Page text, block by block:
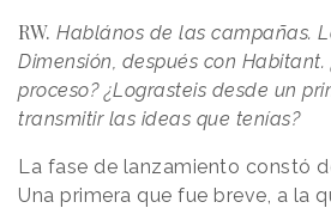
RW. Hablános de las campañas.
Dimensión, después con Habitant.
proceso? ¿Lograsteis desde un
transmitir las ideas que tenías?
La fase de lanzamiento constó
Una primera que fue breve, a la